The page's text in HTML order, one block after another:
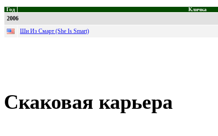
Год Кличка
2006
Ши Из Смарт (She Is Smart)
Скаковая карьера